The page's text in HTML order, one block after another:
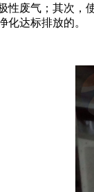
性废气；其次，
化达标排放的。